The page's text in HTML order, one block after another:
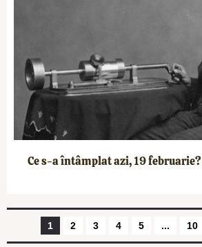
Ce s-a întâmplat azi, 19 februarie?
1 2 3 4 5 ... 10